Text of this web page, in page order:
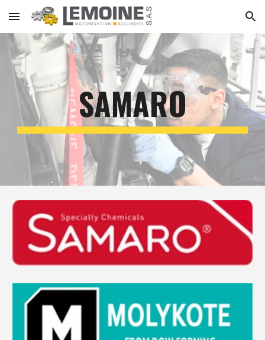
Skip to main content Skip to navigation
SAMARO